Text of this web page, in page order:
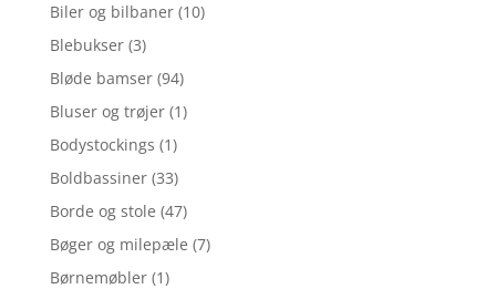
Biler og bilbaner (10)
Blebukser (3)
Bløde bamser (94)
Bluser og trøjer (1)
Bodystockings (1)
Boldbassiner (33)
Borde og stole (47)
Bøger og milepæle (7)
Børnemøbler (1)